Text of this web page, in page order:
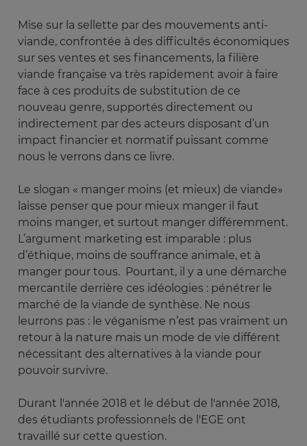
Mise sur la sellette par des mouvements anti-
viande, confrontée à des difficultés économiques
sur ses ventes et ses financements, la filière
viande française va très rapidement avoir à faire
face à ces produits de substitution de ce
nouveau genre, supportés directement ou
indirectement par des acteurs disposant d’un
impact financier et normatif puissant comme
nous le verrons dans ce livre.
Le slogan « manger moins (et mieux) de viande»
laisse penser que pour mieux manger il faut
moins manger, et surtout manger différemment.
L’argument marketing est imparable : plus
d’éthique, moins de souffrance animale, et à
manger pour tous. Pourtant, il y a une démarche
mercantile derrière ces idéologies : pénétrer le
marché de la viande de synthèse. Ne nous
leurrons pas : le véganisme n’est pas vraiment un
retour à la nature mais un mode de vie différent
nécessitant des alternatives à la viande pour
pouvoir survivre.
Durant l'année 2018 et le début de l'année 2018,
des étudiants professionnels de l'EGE ont
travaillé sur cette question.